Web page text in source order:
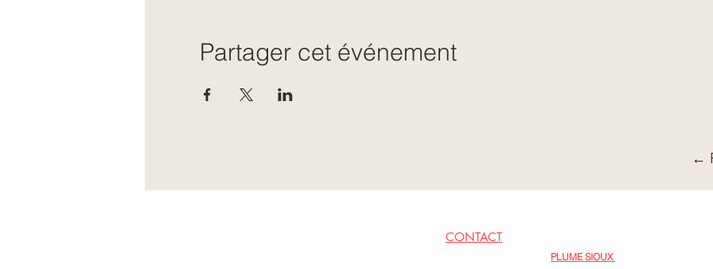
Partager cet événement
←
CONTACT
PLUME SIOUX